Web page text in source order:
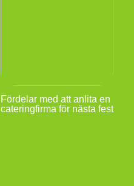
Fördelar med att anlita en
cateringfirma för nästa fest